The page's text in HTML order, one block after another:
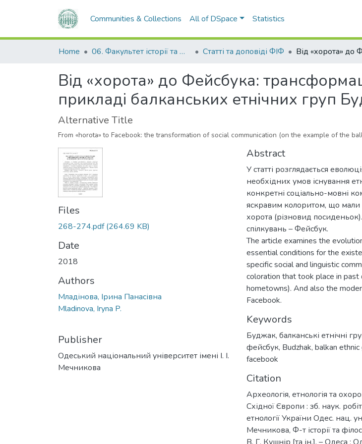
Communities & Collections All of DSpace Statistics
Home 06. Факультет історії та філософії Статті та доповіді ФІФ
Від «хорота» до Фейсбука:
прикладі балканських етнічних груп
Alternative Title
From «horota» to Facebook: the transformation of social communication (on the example of the
Files
268-274.pdf(264.69 KB)
Date
2018
Authors
Младінова, Ірина Панасівна
Mladinova, Iryna P.
Publisher
Одеський національний університет імені І. І.
Мечникова
Abstract
У статті розглядається
необхідних умов існування
конкретні соціально-мовні
яскравим колоритом, що мали
хорота (різновид
спілкувань – Фейсбук.
The article examines the
essential conditions for the
specific social and linguistic
coloration that took place in past
hometowns). And also the
Facebook.
Keywords
Буджак, балканські етнічні
фейсбук, Budzhak, balkan ethnic
facebook
Citation
Археологія, етнологія та
Східної Європи : зб. наук.
етнології України Одес. нац.
Мечникова, Ф-т історії та